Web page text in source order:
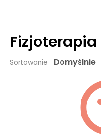
Fizjoterapia
Sortowanie Domyślnie